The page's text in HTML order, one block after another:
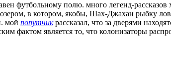
футбольному полю. много легенд-
в котором, якобы, Шах-Джахан рыбку
мой попутчикрассказал, что за дверями
фактом является то, что колонизаторы